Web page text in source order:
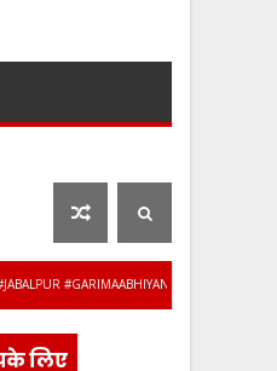
#GARIMAABHIYAN #MPPOLICE
लिए